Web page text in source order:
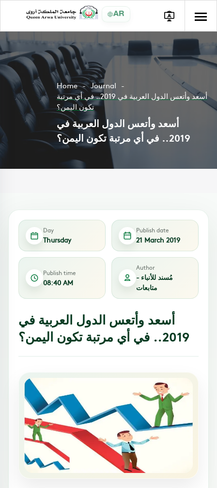
AR
Home
Journal
أسعد وأتعس الدول العربية في 2019.. في أي مرتبة
تكون اليمن؟
أسعد وأتعس الدول العربية في
2019.. في أي مرتبة تكون اليمن؟
Day
Thursday
Publish date
21 March 2019
Publish time
08:40 AM
Author
مُسند للأنباء -
متابعات
أسعد وأتعس الدول العربية في
2019.. في أي مرتبة تكون اليمن؟